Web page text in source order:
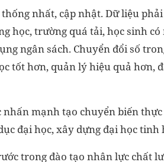
nhất, cập nhật. Dữ liệu
học, trường quá tải, học sinh
ngân sách. Chuyển đổi số
tốt hơn, quản lý hiệu quả hơn,
nhấn mạnh tạo chuyển biến
đại học, xây dựng đại học
trong đào tạo nhân lực chất